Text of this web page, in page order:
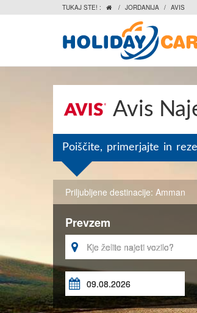
TUKAJ STE! :  / JORDANIJA / AVIS
Avis
Poiščite, primerjajte in
Priljubljene destinacije: Amman
Prevzem

